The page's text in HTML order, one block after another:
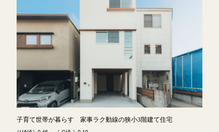
子育て世帯が暮らす 家事ラク動線の狭小3階建て住宅